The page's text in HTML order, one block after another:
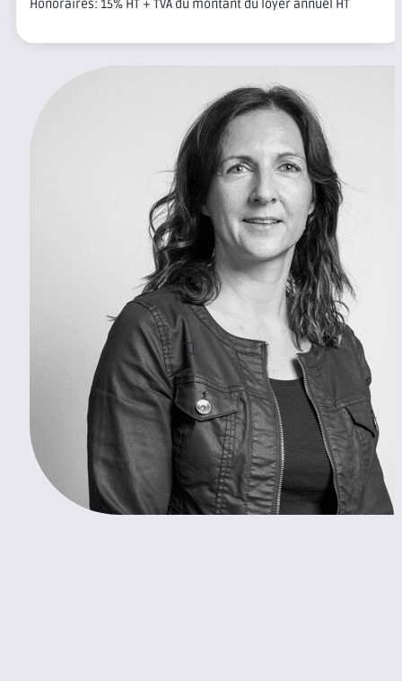
Honoraires: 15% HT + TVA du montant du loyer annuel HT
Je suis votre contact
Angélique
KARAKACHIAN
Me contacter